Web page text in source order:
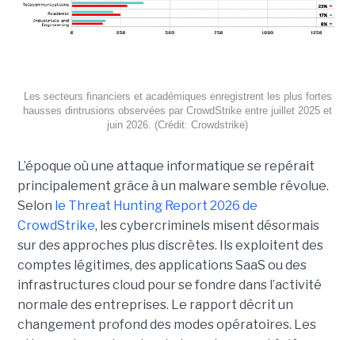
Les secteurs financiers et académiques enregistrent les plus fortes
hausses dintrusions observées par CrowdStrike entre juillet 2025 et
juin 2026. (Crédit: Crowdstrike)
L’époque où une attaque informatique se repérait
principalement grâce à un malware semble révolue.
Selon le Threat Hunting Report 2026 de
CrowdStrike, les cybercriminels misent désormais
sur des approches plus discrètes. Ils exploitent des
comptes légitimes, des applications SaaS ou des
infrastructures cloud pour se fondre dans l’activité
normale des entreprises. Le rapport décrit un
changement profond des modes opératoires. Les